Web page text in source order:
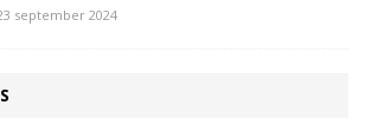
september 2024